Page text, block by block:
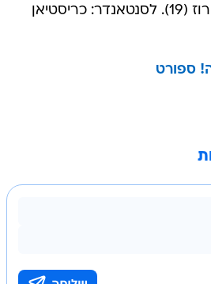
לבטיס: רוקה סנטה קרוז (19). לסנטאנדר: כריסטיאן
ספורט